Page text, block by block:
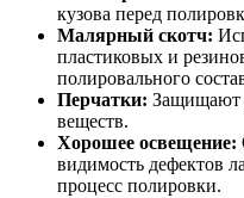
кузова перед
Малярный скотч:
пластиковых и
полировального
Перчатки: Защищают
веществ.
Хорошее освещение:
видимость дефектов
процесс полировки.